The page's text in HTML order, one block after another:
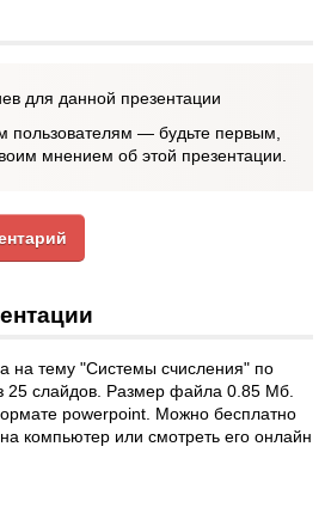
для данной презентации
пользователям — будьте первым,
мнением об этой презентации.
на тему "Системы счисления" по
25 слайдов. Размер файла 0.85 Мб.
powerpoint. Можно бесплатно
компьютер или смотреть его онлайн